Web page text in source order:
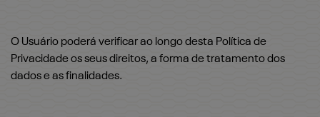
O Usuário poderá verificar ao longo desta Política de
Privacidade os seus direitos, a forma de tratamento dos
dados e as finalidades.